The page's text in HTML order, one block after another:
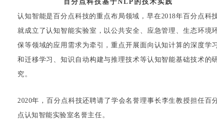
百分点科技 基于NLP的技术实践
认知智能是百分点科技的重点布局领域，早在2018年百分点科
就成立了认知智能实验室，以公共安全、应急管理、生态环境
保等领域的应用需求为牵引，重点开展面向认知计算的深度学
和迁移学习、知识自动构建与推理技术等认知智能基础技术的
究。
2020年，百分点科技还聘请了学会名誉理事长李生教授担任百
点认知智能实验室名誉主任。